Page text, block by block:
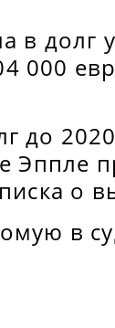
в долг
000
до
Эппле
о
в